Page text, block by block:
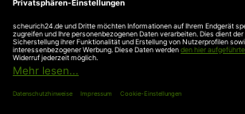
Deutschland Test – Bester Onlineshop
FOCUS Money – Branchensieger „Rund
DIE WELT – Service-Champion im
DIE WELT – Branchengewinner Gold-
Antriebe)